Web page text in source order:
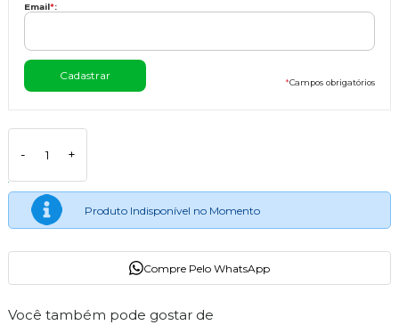
Email*:
*Campos obrigatórios
- +
Produto Indisponível no Momento
Compre Pelo WhatsApp
Você também pode gostar de